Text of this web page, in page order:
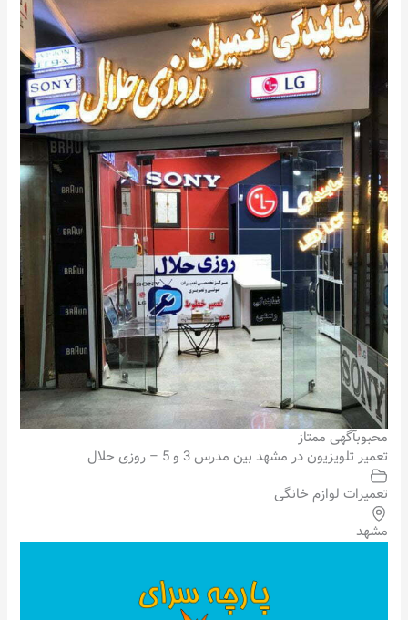
محبوبآگهی ممتاز
تعمیر تلویزیون در مشهد بین مدرس 3 و 5 – روزی حلال
تعمیرات لوازم خانگی
مشهد